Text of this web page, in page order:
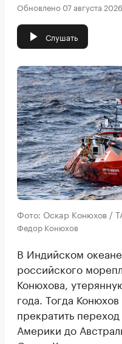
Обновлено 07 августа
Слушать
Фото: Оскар Конюхов /
Федор Конюхов
В Индийском
российского
Конюхова,
года. Тогда
прекратить
Америки до